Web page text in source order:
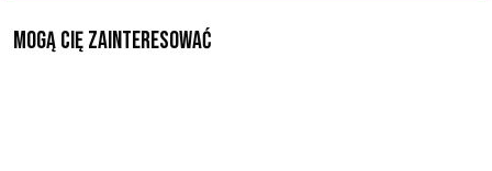
Mogą Cię zainteresować